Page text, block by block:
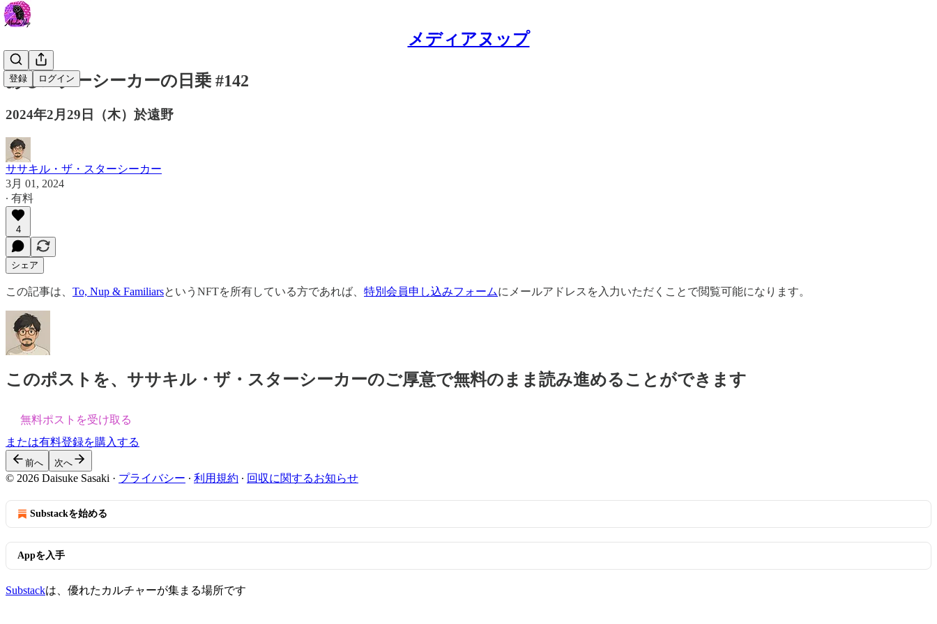
メディアヌップ
登録 ログイン
あるスターシーカーの日乗 #142
2024年2月29日（木）於遠野
ササキル・ザ・スターシーカー
3月 01, 2024
∙ 有料
4
シェア
この記事は、 To, Nup & FamiliarsというNFTを所有している方であれば、 特別会員申し込みフォームにメールアドレスを入力いただくことで閲覧可能になります。
このポストを、ササキル・ザ・スターシーカーのご厚意で無料のまま読み進めることができます
無料ポストを受け取る
または有料登録を購入する
前へ 次へ
© 2026 Daisuke Sasaki · プライバシー ∙ 利用規約 ∙ 回収に関するお知らせ
Substackを始める
Appを入手
Substackは、優れたカルチャーが集まる場所です